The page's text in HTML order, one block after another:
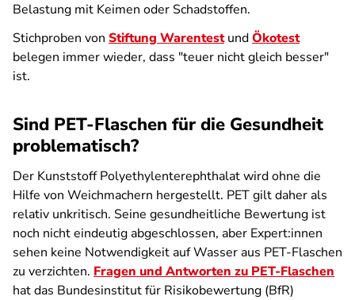
Belastung mit Keimen oder Schadstoffen.
Stichproben von Stiftung WarentestundÖkotest
belegen immer wieder, dass "teuer nicht gleich besser"
ist.
Sind PET-Flaschen für die Gesundheit
problematisch?
Der Kunststoff Polyethylenterephthalat wird ohne die
Hilfe von Weichmachern hergestellt. PET gilt daher als
relativ unkritisch. Seine gesundheitliche Bewertung ist
noch nicht eindeutig abgeschlossen, aber Expert:innen
sehen keine Notwendigkeit auf Wasser aus PET-Flaschen
zu verzichten. Fragen und Antworten zu PET-Flaschen
hat das Bundesinstitut für Risikobewertung (BfR)